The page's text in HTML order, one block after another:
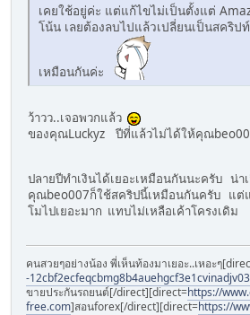
เคยใช้อยู่ค่ะ แต่แก้ไขไม่เป็นตั้งแต่
โน้น เลยต้องลบไปแล้วเปลี่ยนเป็นสคริป
เหมือนกันค่ะ
ว้าวว..เจอพวกแล้ว
ของคุณLuckyz ปีที่แล้วไม่ได้ให้คุณ
ปลายปีทำเงินได้เยอะเหมือนกันนะครับ น่า
คุณbeo007ก็ใช้สคริปนี้เหมือนกันครับ แต่
โมไปเยอะมาก แทบไม่เหลือเค้าโครงเดิม
คนสวยๆอย่างน้อง พี่เห็นท้องมาเยอะ..เหอะๆ
-
ขายประกันรถยนต์[/direct][direct=https://
free.com]สอนforex[/direct][direct=https://